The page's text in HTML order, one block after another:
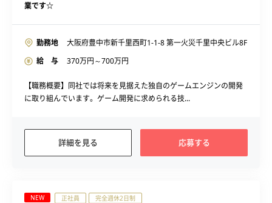
業です☆
勤務地
大阪府豊中市新千里西町1-1-8 第一火災千里中央ビル8F
給 与
370万円～700万円
【職務概要】同社では将来を見据えた独自のゲームエンジンの開発
に取り組んでいます。ゲーム開発に求められる技...
詳細を見る 応募する
NEW 正社員 完全週休2日制